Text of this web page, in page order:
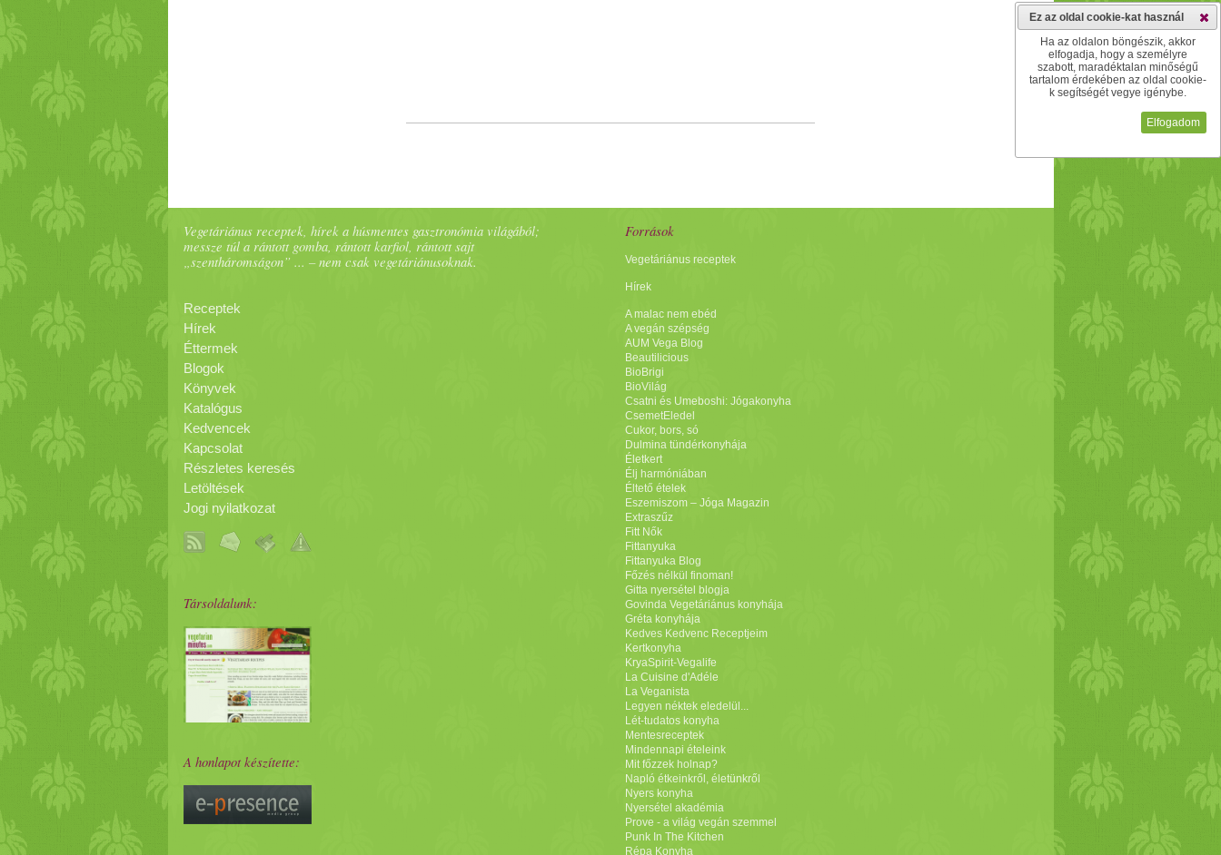
Vegetáriánus receptek, hírek a húsmentes gasztronómia világából;
messze túl a rántott gomba, rántott karfiol, rántott sajt
„szentháromságon” ... – nem csak vegetáriánusoknak.
Receptek
Hírek
Éttermek
Blogok
Könyvek
Katalógus
Kedvencek
Kapcsolat
Részletes keresés
Letöltések
Jogi nyilatkozat
Társoldalunk:
A honlapot készítette:
Források
Vegetáriánus receptek
Hírek
A malac nem ebéd
A vegán szépség
AUM Vega Blog
Beautilicious
BioBrigi
BioVilág
Csatni és Umeboshi: Jógakonyha
CsemetEledel
Cukor, bors, só
Dulmina tündérkonyhája
Életkert
Élj harmóniában
Éltető ételek
Eszemiszom – Jóga Magazin
Extraszűz
Fitt Nők
Fittanyuka
Fittanyuka Blog
Főzés nélkül finoman!
Gitta nyersétel blogja
Govinda Vegetáriánus konyhája
Gréta konyhája
Kedves Kedvenc Receptjeim
Kertkonyha
KryaSpirit-Vegalife
La Cuisine d'Adéle
La Veganista
Legyen néktek eledelül...
Lét-tudatos konyha
Mentesreceptek
Mindennapi ételeink
Mit főzzek holnap?
Napló étkeinkről, életünkről
Nyers konyha
Nyersétel akadémia
Prove - a világ vegán szemmel
Punk In The Kitchen
Répa Konyha
Ez az oldal cookie-kat használ
Ha az oldalon böngészik, akkor
elfogadja, hogy a személyre
szabott, maradéktalan minőségű
tartalom érdekében az oldal cookie-
k segítségét vegye igénybe.
Elfogadom